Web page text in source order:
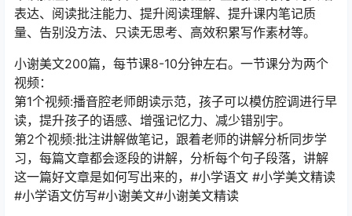
表达、阅读批注能力、提升阅读理解、提升课内笔记质
量、告别没方法、只读无思考、高效积累写作素材等。
小谢美文200篇，每节课8-10分钟左右。一节课分为两个
视频：
第1个视频:播音腔老师朗读示范，孩子可以模仿腔调进行早
读，提升孩子的语感、增强记忆力、减少错别宇。
第2个视频:批注讲解做笔记，跟着老师的讲解分析同步学
习，每篇文章都会逐段的讲解，分析每个句子段落，讲解
这一篇好文章是如何写出来的，#小学语文 #小学美文精读
#小学语文仿写#小谢美文#小谢美文精读